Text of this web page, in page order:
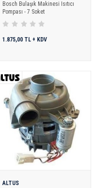
Bosch Bulaşık Makinesi Isıtıcı
Pompası - 7 Soket
1.875,00 TL + KDV
ALTUS